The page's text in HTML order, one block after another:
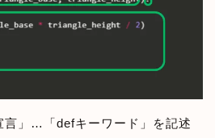
言」…「defキーワード」を記述